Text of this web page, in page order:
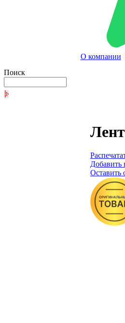
О компании
Поиск
Добавить
Оставить